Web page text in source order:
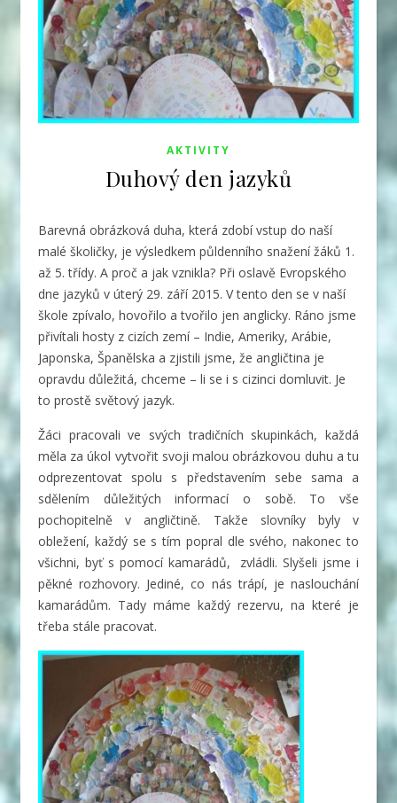
AKTIVITY
Duhový den jazyků
Barevná obrázková duha, která zdobí vstup do naší
malé školičky, je výsledkem půldenního snažení žáků 1.
až 5. třídy. A proč a jak vznikla? Při oslavě Evropského
dne jazyků v úterý 29. září 2015. V tento den se v naší
škole zpívalo, hovořilo a tvořilo jen anglicky. Ráno jsme
přivítali hosty z cizích zemí – Indie, Ameriky, Arábie,
Japonska, Španělska a zjistili jsme, že angličtina je
opravdu důležitá, chceme – li se i s cizinci domluvit. Je
to prostě světový jazyk.
Žáci pracovali ve svých tradičních skupinkách, každá
měla za úkol vytvořit svoji malou obrázkovou duhu a tu
odprezentovat spolu s představením sebe sama a
sdělením důležitých informací o sobě. To vše
pochopitelně v angličtině. Takže slovníky byly v
obležení, každý se s tím popral dle svého, nakonec to
všichni, byť s pomocí kamarádů, zvládli. Slyšeli jsme i
pěkné rozhovory. Jediné, co nás trápí, je naslouchání
kamarádům. Tady máme každý rezervu, na které je
třeba stále pracovat.